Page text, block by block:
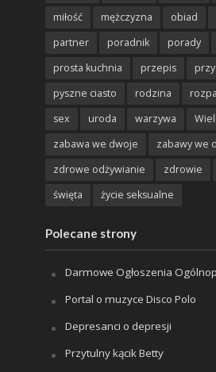
miłość
mężczyzna obiad
partner
poradnik porady
prosta kuchnia
przepis
pyszne ciasto
rodzina
sex
uroda warzywa
zabawa we dwoje
zabawy we
zdrowe odżywianie
zdrowie
święta
życie seksualne
Polecane strony
Darmowe Ogłoszenia
Portal o muzyce Disco Polo
Depresanci o depresji
Przytulny kącik Betty